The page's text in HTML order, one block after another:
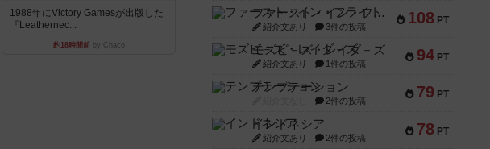
1988年にVictory Gamesが出版した
『Leathernec...
約18時間前by Chaco
108 PT
ファースト・イン・フライト
紹介文あり 3件の投稿
94 PT
モズビ－ズ・レイダ－ズ
紹介文あり 1件の投稿
79 PT
テンプテーション
2件の投稿
78 PT
インドネシア
紹介文あり 2件の投稿